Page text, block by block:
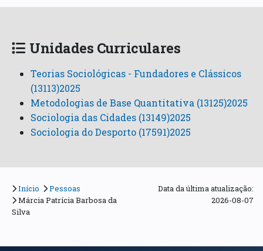
Unidades Curriculares
Teorias Sociológicas - Fundadores e Clássicos
(13113)2025
Metodologias de Base Quantitativa (13125)2025
Sociologia das Cidades (13149)2025
Sociologia do Desporto (17591)2025
Início
Pessoas
Márcia Patrícia Barbosa da
Silva
Data da última atualização:
2026-08-07